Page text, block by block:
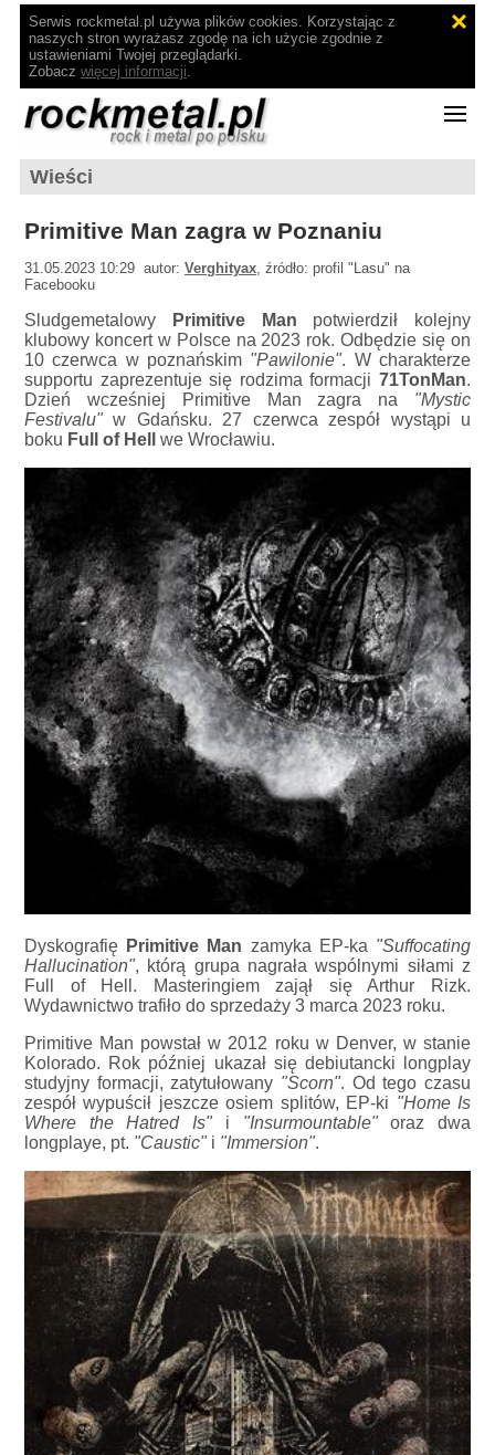
Serwis rockmetal.pl używa plików cookies. Korzystając z
naszych stron wyrażasz zgodę na ich użycie zgodnie z
ustawieniami Twojej przeglądarki.
Zobacz więcej informacji.
Wieści
Primitive Man zagra w Poznaniu
31.05.2023 10:29 autor:Verghityax, źródło: profil "Lasu" na
Facebooku
Sludgemetalowy Primitive Man potwierdził kolejny
klubowy koncert w Polsce na 2023 rok. Odbędzie się on
10 czerwca w poznańskim "Pawilonie". W charakterze
supportu zaprezentuje się rodzima formacji 71TonMan.
Dzień wcześniej Primitive Man zagra na "Mystic
Festivalu"w Gdańsku. 27 czerwca zespół wystąpi u
boku Full of Hell we Wrocławiu.
Dyskografię Primitive Man zamyka EP-ka "Suffocating
Hallucination", którą grupa nagrała wspólnymi siłami z
Full of Hell. Masteringiem zajął się Arthur Rizk.
Wydawnictwo trafiło do sprzedaży 3 marca 2023 roku.
Primitive Man powstał w 2012 roku w Denver, w stanie
Kolorado. Rok później ukazał się debiutancki longplay
studyjny formacji, zatytułowany "Scorn". Od tego czasu
zespół wypuścił jeszcze osiem splitów, EP-ki "Home Is
Where the Hatred Is"i "Insurmountable"oraz dwa
longplaye, pt. "Caustic"i "Immersion".